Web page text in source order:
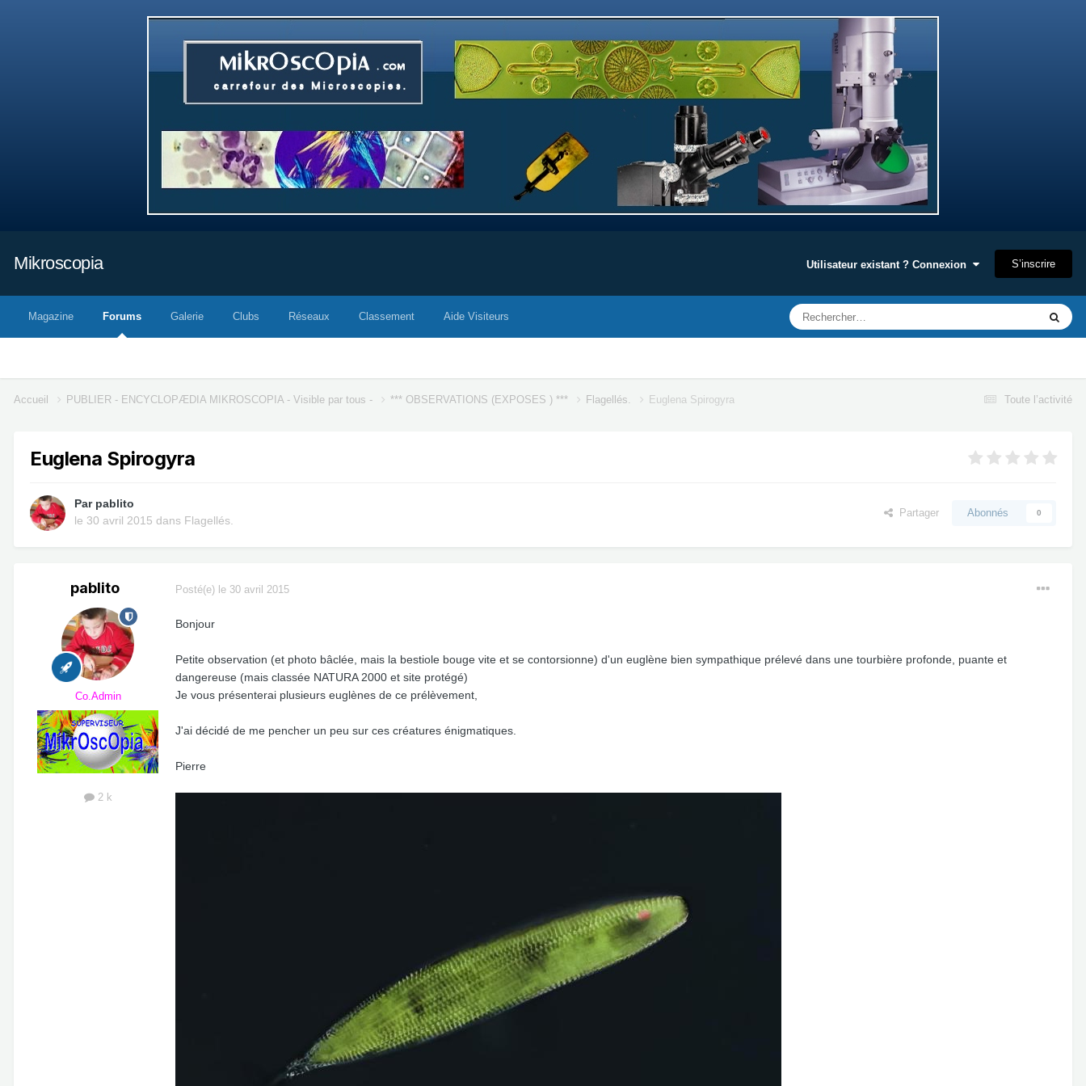
Mikroscopia Utilisateur existant ? Connexion S’inscrire
Magazine Forums Galerie Clubs Réseaux Classement Aide Visiteurs
Toute l’activité
Accueil PUBLIER - ENCYCLOPÆDIA MIKROSCOPIA - Visible par tous - *** OBSERVATIONS (EXPOSES ) *** Flagellés. Euglena Spirogyra
Euglena Spirogyra
Par pablito
le 30 avril 2015 dans Flagellés.
Partager Abonnés 0
pablito
Co.Admin
2 k
Posté(e) le 30 avril 2015
Bonjour
Petite observation (et photo bâclée, mais la bestiole bouge vite et se contorsionne) d'un euglène bien sympathique prélevé dans une tourbière profonde, puante et
dangereuse (mais classée NATURA 2000 et site protégé)
Je vous présenterai plusieurs euglènes de ce prélèvement,
J'ai décidé de me pencher un peu sur ces créatures énigmatiques.
Pierre